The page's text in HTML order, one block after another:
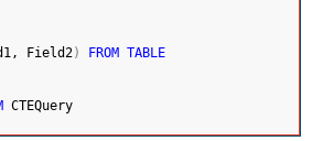
Field2) FROM TABLE
CTEQuery